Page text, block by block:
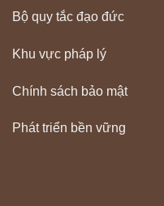
Bộ quy tắc đạo đức
Khu vực pháp lý
Chính sách bảo mật
Phát triển bền vững